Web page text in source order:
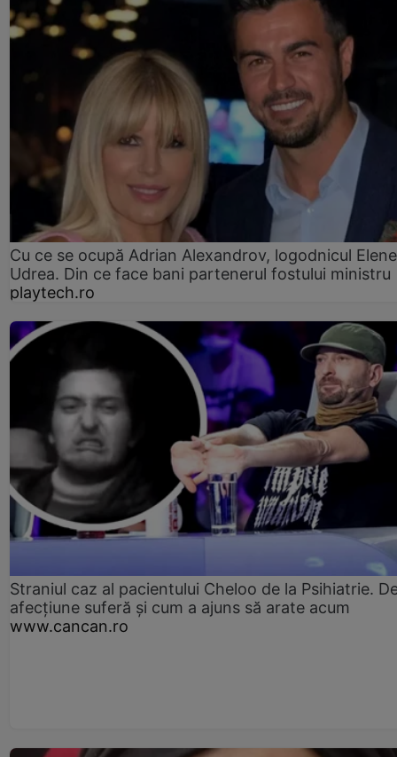
Cu ce se ocupă Adrian Alexandrov, logodnicul
Udrea. Din ce face bani partenerul fostului ministru
playtech.ro
Straniul caz al pacientului Cheloo de la Psihiatrie.
afecțiune suferă și cum a ajuns să arate acum
www.cancan.ro